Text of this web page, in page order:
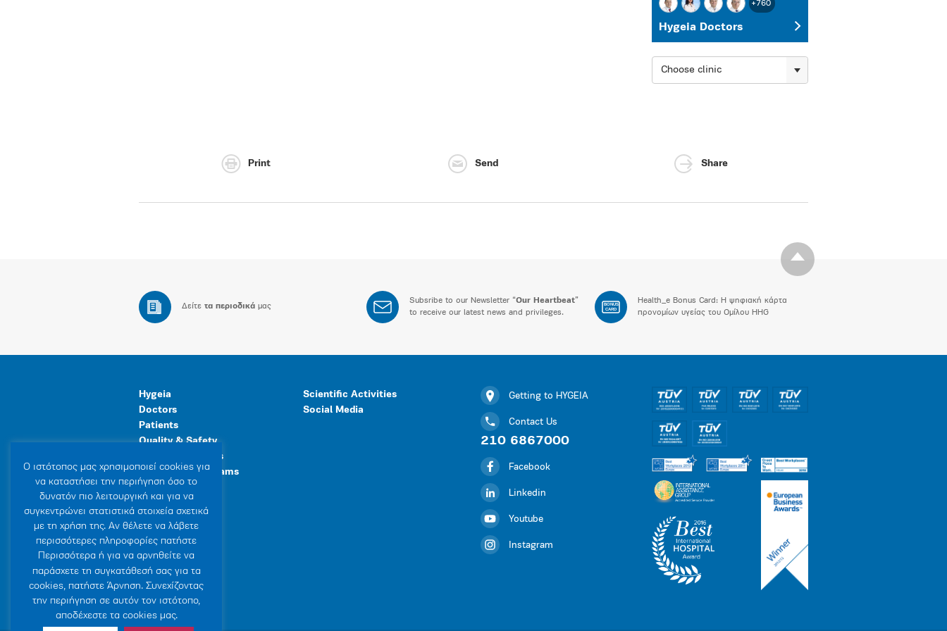
+760
Hygeia Doctors
Choose clinic
Print Send Share
Δείτε τα περιοδικά μας
Subsribe to our Newsletter “Our Heartbeat”
to receive our latest news and privileges.
BONUS
CARD
Health_e Bonus Card: H ψηφιακή κάρτα
προνομίων υγείας του Ομίλου HHG
Hygeia
Doctors
Patients
Quality & Safety
Human Resources
Healthcare Programs
General Facilities
Scientific Activities
Social Media
Getting to HYGEIA
Contact Us
210 6867000
Facebook
Linkedin
Youtube
Instagram
Ο ιστότοπoς μας χρησιμοποιεί cookies για
να καταστήσει την περιήγηση όσο το
δυνατόν πιο λειτουργική και για να
συγκεντρώνει στατιστικά στοιχεία σχετικά
με τη χρήση της. Αν θέλετε να λάβετε
περισσότερες πληροφορίες πατήστε
Περισσότερα ή για να αρνηθείτε να
παράσχετε τη συγκατάθεσή σας για τα
cookies, πατήστε Άρνηση. Συνεχίζοντας
την περιήγηση σε αυτόν τον ιστότοπο,
αποδέχεστε τα cookies μας.